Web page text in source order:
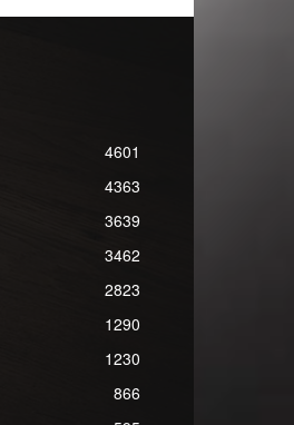
4601
4363
3639
3462
2823
1290
1230
866